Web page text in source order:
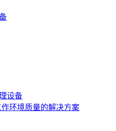
设备
环境质量的解决方案